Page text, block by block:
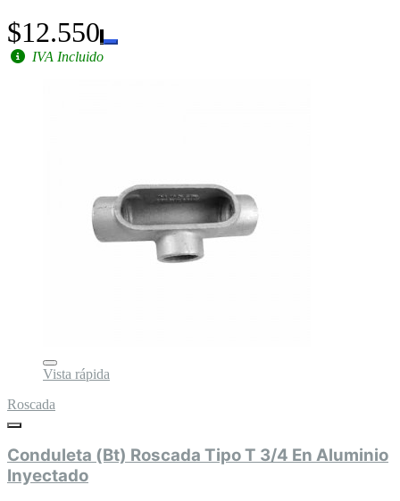
$12.550
IVA Incluido
Vista rápida
Roscada
Conduleta (Bt) Roscada Tipo T 3/4 En Aluminio
Inyectado